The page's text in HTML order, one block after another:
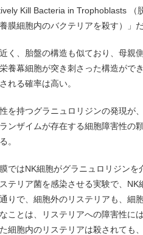
Kill Bacteria in Trophoblasts （
膜細胞内のバクテリアを殺す）」
く、胎盤の構造も似ており、母親
養幕細胞が突き刺さった構造がで
れる確率は高い。
を持つグラニュロリジンの発現が
ンザイムが存在する細胞障害性の
。
ではNK細胞がグラニュロリジン
テリア菌を感染させる実験で、
りで、細胞外のリステリアも、細
ことは、リステリアへの障害性に
細胞内のリステリアは殺されても